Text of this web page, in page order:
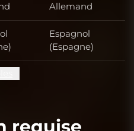
Allemand
Espagnol
(Espagne)